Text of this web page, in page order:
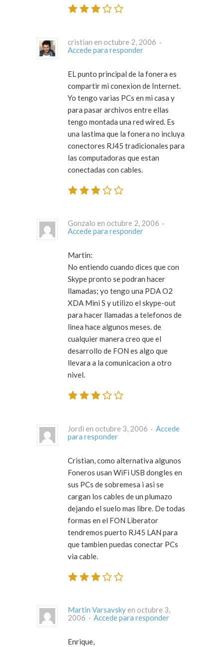
cristian en octubre 2, 2006 ·
Accede para responder
EL punto principal de la fonera es
compartir mi conexion de Internet.
Yo tengo varias PCs en mi casa y
para pasar archivos entre ellas
tengo montada una red wired. Es
una lastima que la fonera no incluya
conectores RJ45 tradicionales para
las computadoras que estan
conectadas con cables.
Gonzalo en octubre 2, 2006 ·
Accede para responder
Martin:
No entiendo cuando dices que con
Skype pronto se podran hacer
llamadas; yo tengo una PDA O2
XDA Mini S y utilizo el skype-out
para hacer llamadas a telefonos de
linea hace algunos meses. de
cualquier manera creo que el
desarrollo de FON es algo que
llevara a la comunicacion a otro
nivel.
Jordi en octubre 3, 2006 · Accede
para responder
Cristian, como alternativa algunos
Foneros usan WiFi USB dongles en
sus PCs de sobremesa i asi se
cargan los cables de un plumazo
dejando el suelo mas libre. De todas
formas en el FON Liberator
tendremos puerto RJ45 LAN para
que tambien puedas conectar PCs
via cable.
Martin Varsavsky en octubre 3,
2006 · Accede para responder
Enrique,